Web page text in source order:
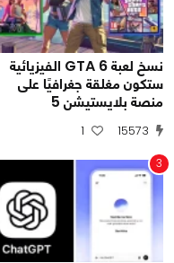
نسخ لعبة GTA 6 الفيزيائية
ستكون مغلقة جغرافيًا على
منصة بلايستيشن 5
15573
1
3